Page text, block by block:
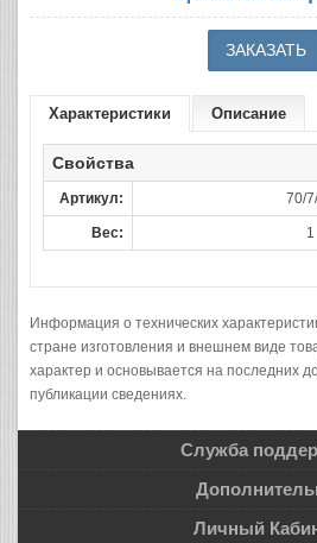
Характеристики Описание
Свойства
Артикул: 70/
Вес: 1
Информация о технических
стране изготовления и внешнем виде
характер и основывается на последних
публикации сведениях.
Служба
Личный